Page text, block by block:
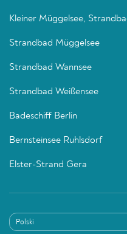
Kleiner Müggelsee,
Strandbad Müggelsee
Strandbad Wannsee
Strandbad Weißensee
Badeschiff Berlin
Bernsteinsee Ruhlsdorf
Elster-Strand Gera